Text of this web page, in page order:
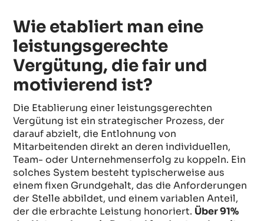
Wie etabliert man eine
leistungsgerechte
Vergütung, die fair und
motivierend ist?
Die Etablierung einer leistungsgerechten
Vergütung ist ein strategischer Prozess, der
darauf abzielt, die Entlohnung von
Mitarbeitenden direkt an deren individuellen,
Team- oder Unternehmenserfolg zu koppeln. Ein
solches System besteht typischerweise aus
einem fixen Grundgehalt, das die Anforderungen
der Stelle abbildet, und einem variablen Anteil,
der die erbrachte Leistung honoriert. Über 91%